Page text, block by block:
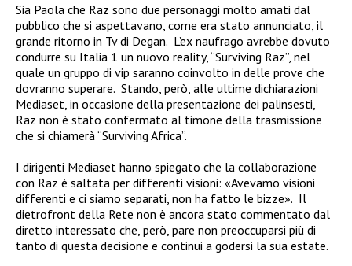
Sia Paola che Raz sono due personaggi molto amati dal
pubblico che si aspettavano, come era stato annunciato, il
grande ritorno in Tv di Degan. L’ex naufrago avrebbe dovuto
condurre su Italia 1 un nuovo reality, “Surviving Raz”, nel
quale un gruppo di vip saranno coinvolto in delle prove che
dovranno superare. Stando, però, alle ultime dichiarazioni
Mediaset, in occasione della presentazione dei palinsesti,
Raz non è stato confermato al timone della trasmissione
che si chiamerà “Surviving Africa”.
I dirigenti Mediaset hanno spiegato che la collaborazione
con Raz è saltata per differenti visioni: «Avevamo visioni
differenti e ci siamo separati, non ha fatto le bizze». Il
dietrofront della Rete non è ancora stato commentato dal
diretto interessato che, però, pare non preoccuparsi più di
tanto di questa decisione e continui a godersi la sua estate.